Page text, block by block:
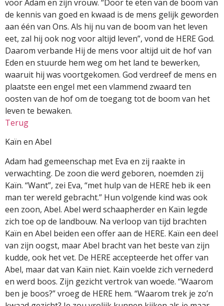
voor Adam en zijn vrouw. “Door te eten van de boom van
de kennis van goed en kwaad is de mens gelijk geworden
aan één van Ons. Als hij nu van de boom van het leven
eet, zal hij ook nog voor altijd leven”, vond de HERE God.
Daarom verbande Hij de mens voor altijd uit de hof van
Eden en stuurde hem weg om het land te bewerken,
waaruit hij was voortgekomen. God verdreef de mens en
plaatste een engel met een vlammend zwaard ten
oosten van de hof om de toegang tot de boom van het
leven te bewaken.
Terug
Kaïn en Abel
Adam had gemeenschap met Eva en zij raakte in
verwachting. De zoon die werd geboren, noemden zij
Kaïn. “Want”, zei Eva, “met hulp van de HERE heb ik een
man ter wereld gebracht.” Hun volgende kind was ook
een zoon, Abel. Abel werd schaapherder en Kaïn legde
zich toe op de landbouw. Na verloop van tijd brachten
Kaïn en Abel beiden een offer aan de HERE. Kaïn een deel
van zijn oogst, maar Abel bracht van het beste van zijn
kudde, ook het vet. De HERE accepteerde het offer van
Abel, maar dat van Kaïn niet. Kaïn voelde zich vernederd
en werd boos. Zijn gezicht vertrok van woede. “Waarom
ben je boos?” vroeg de HERE hem. “Waarom trek je zo’n